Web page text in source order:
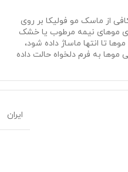
از ماسک مو فولیکا بر روی
موهای نیمه مرطوب یا خشک
تا انتها ماساژ داده شود،
به فرم دلخواه حالت داده
ایران